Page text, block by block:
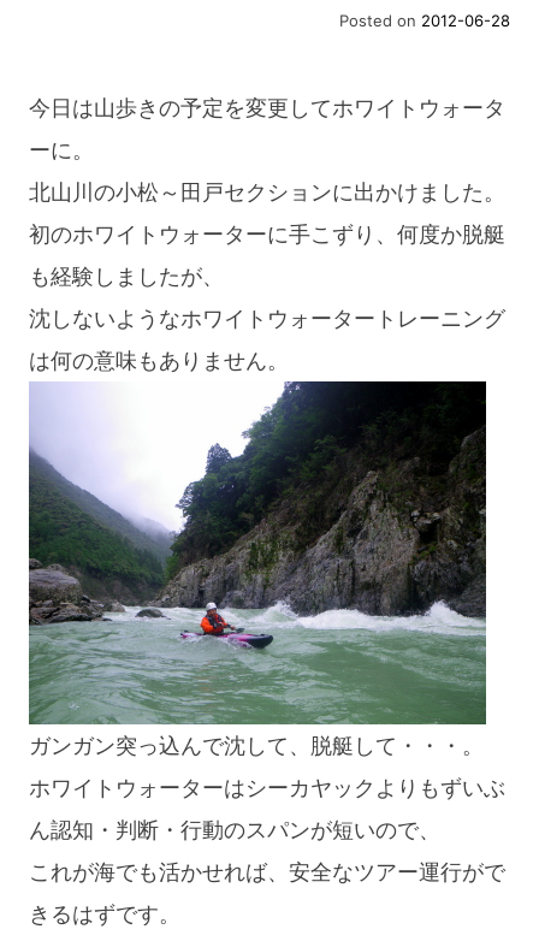
Posted on 2012-06-28
今日は山歩きの予定を変更してホワイトウォータ
ーに。
北山川の小松～田戸セクションに出かけました。
初のホワイトウォーターに手こずり、何度か脱艇
も経験しましたが、
沈しないようなホワイトウォータートレーニング
は何の意味もありません。
ガンガン突っ込んで沈して、脱艇して・・・。
ホワイトウォーターはシーカヤックよりもずいぶ
ん認知・判断・行動のスパンが短いので、
これが海でも活かせれば、安全なツアー運行がで
きるはずです。